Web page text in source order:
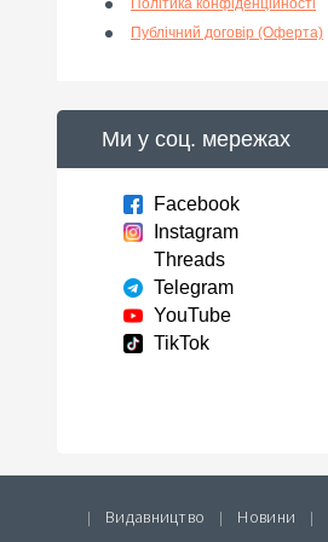
Політика конфіденційності
Публічний договір (Оферта)
Ми у соц. мережах
Facebook
Instagram
Threads
Telegram
YouTube
TikTok
| Видавництво | Новини |